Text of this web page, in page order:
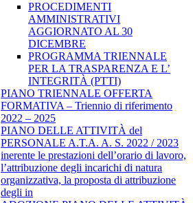
PROCEDIMENTI
AMMINISTRATIVI
AGGIORNATO AL 30
DICEMBRE
PROGRAMMA TRIENNALE
PER LA TRASPARENZA E L’
INTEGRITÀ (PTTI)
PIANO TRIENNALE OFFERTA
FORMATIVA – Triennio di riferimento
2022 – 2025
PIANO DELLE ATTIVITÀ del
PERSONALE A.T.A. A. S. 2022 / 2023
inerente le prestazioni dell’orario di lavoro,
l’attribuzione degli incarichi di natura
organizzativa, la proposta di attribuzione
degli in